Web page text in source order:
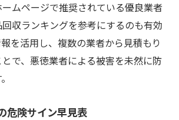
ムページで推奨されている優良業者
収ランキングを参考にするのも有効
を活用し、複数の業者から見積もり
で、悪徳業者による被害を未然に防
危険サイン早見表